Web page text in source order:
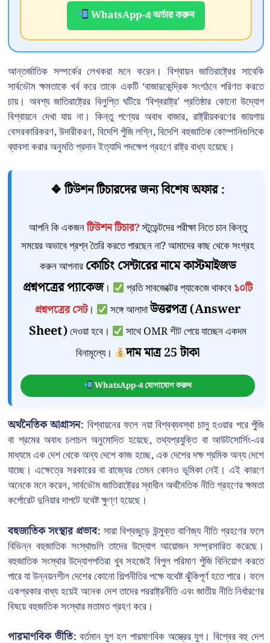
WhatsApp-এ অর্ডার করুন
আন্তর্জাতিক সম্পর্কের লেখকরা মনে করেন। বিশ্বায়ন জাতিরাষ্ট্রের সাবেকি
সার্বভৌম ক্ষমতাকে খর্ব করে তাকে একটি ‘বাজারকেন্দ্রিক সংগঠনে পরিণত করতে
চায়। অবশ্য জাতিরাষ্ট্রের বিলুপ্তি ঘটিয়ে ‘বিশ্বরাষ্ট্র’ প্রতিষ্ঠার কোনো উদ্যোগ
বিশ্বায়নে দেখা যায় না। কিন্তু পণ্যের অবাধ বাজার, রাষ্ট্রীয়করণের জায়গায়
বেসরকারিকরণ, উদারীকরণ, বিদেশি পুঁজি লগ্নি, বিদেশি বহুজাতিক কোম্পানিগুলিকে
ব্যাবসা করার অনুমতি প্রদান ইত্যাদি পদক্ষেপ গ্রহণে রাষ্ট্র বাধ্য হয়েছে।
❖ টিউশন টিচারদের জন্য বিশেষ অফার :
আপনি কি একজনটিউশন টিচার?স্টুডেন্টদের পরীক্ষা নিতে চান কিন্তু
সময়ের অভাবে প্রশ্ন তৈরি করতে পারছেন না? আমাদের কাছ থেকে সংগ্রহ
করুন আপনারকোচিং সেন্টারের নামে কাস্টমাইজড
প্রশ্নপত্রের প্যাকেজ। প্রতি সাবজেক্টের প্যাকেজে থাকবে১০টি
প্রশ্নপত্রের সেট। সঙ্গে আলাদাউত্তরপত্র (Answer
Sheet)দেওয়া হবে।
সাথে OMR শীট পেয়ে যাচ্ছেন একদম
বিনামূল্যে।
দাম মাত্র 25 টাকা
WhatsApp-এ যোগাযোগ করুন
অর্থনৈতিক আগ্রাসন: বিশ্বায়নের ফলে নয়া বিশ্বব্যবস্থা চালু হওয়ার পরে পুঁজি
বা শ্রমের অবাধ চলাচল অনুমোদিত হয়েছে, তথ্যপ্রযুক্তি বা আউটসোর্সিং-এর
মাধ্যমে এক দেশ থেকে অন্য দেশে কাজ হচ্ছে, এক দেশের দক্ষ শ্রমিক অন্য দেশে
যাচ্ছে। এক্ষেত্রে সরকারের বা রাজ্যের তেমন কোনও ভূমিকা নেই। এই কারণে
অনেকে মনে করেন, সার্বভৌম জাতিরাষ্ট্রের স্বাধীন অর্থনৈতিক নীতি গ্রহণের ক্ষমতা
কর্পোরেট দুনিয়ার দাপটে যথেষ্ট ক্ষুণ্ণ হয়েছে।
বহুজাতিক সংস্থার প্রভাব: সারা বিশ্বজুড়ে উন্মুক্ত বাণিজ্য নীতি গ্রহণের ফলে
বিভিন্ন বহুজাতিক সংস্থাগুলি তাদের উদ্যোগ আয়োজন সম্প্রসারিত করেছে।
বহুজাতিক সংস্থার উদ্যোগপতিরা খুব সহজেই বিপুল পরিমাণ পুঁজি বিনিয়োগ করতে
পারে যা উন্নয়নশীল দেশের কোনো শিল্পনীতির পক্ষে যথেষ্ট ঝুঁকিপূর্ণ হতে পারে। ফলে
একপ্রকার বাধ্য হয়েই অনেক দেশ তাদের পররাষ্ট্রনীতি এবং জাতীয় নীতি নির্ধারণের
বিষয়ে বহুজাতিক সংস্থার মতামত গ্রহণ করে।
পারমাণবিক ভীতি: বর্তমান যুগ হল পারমাণবিক অস্ত্রের যুগ। বিশ্বের বহু দেশ